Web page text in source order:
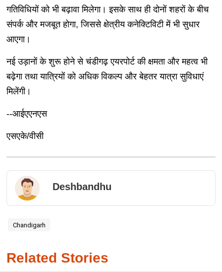
गतिविधियों को भी बढ़ावा मिलेगा। इसके साथ ही दोनों शहरों के बीच
संपर्क और मजबूत होगा, जिससे क्षेत्रीय कनेक्टिविटी में भी सुधार
आएगा।
नई उड़ानों के शुरू होने से चंडीगढ़ एयरपोर्ट की क्षमता और महत्व भी
बढ़ेगा तथा यात्रियों को अधिक विकल्प और बेहतर यात्रा सुविधाएं
मिलेंगी।
--आईएएनएस
एसएके/वीसी
Deshbandhu
Chandigarh
Related Stories